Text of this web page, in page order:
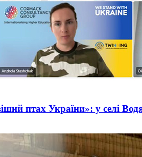
птах України»: у селі